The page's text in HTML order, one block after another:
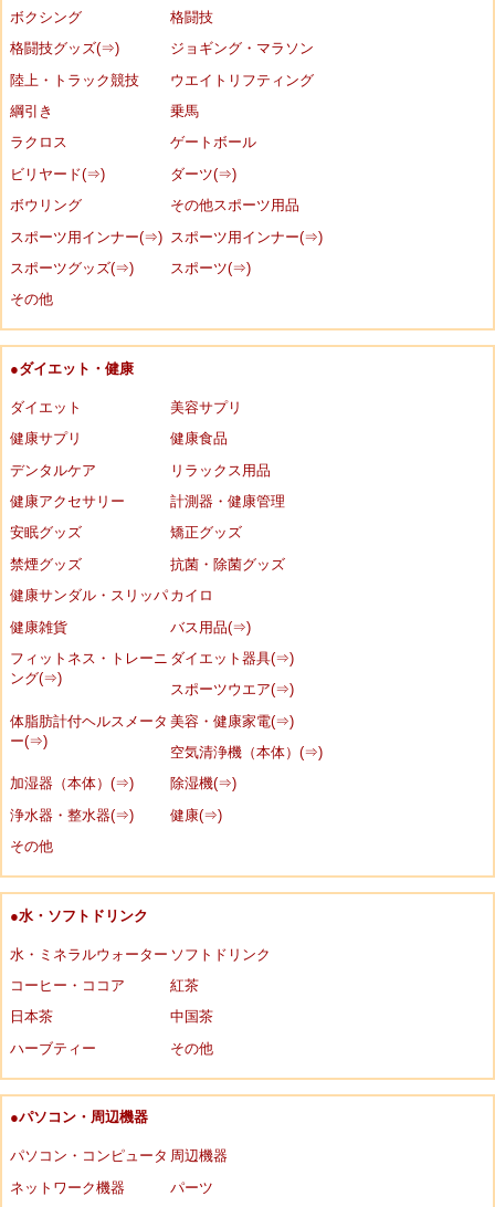
ボクシング
格闘技
格闘技グッズ(⇒)
ジョギング・マラソン
陸上・トラック競技
ウエイトリフティング
綱引き
乗馬
ラクロス
ゲートボール
ビリヤード(⇒)
ダーツ(⇒)
ボウリング
その他スポーツ用品
スポーツ用インナー(⇒)
スポーツ用インナー(⇒)
スポーツグッズ(⇒)
スポーツ(⇒)
その他
●ダイエット・健康
ダイエット
美容サプリ
健康サプリ
健康食品
デンタルケア
リラックス用品
健康アクセサリー
計測器・健康管理
安眠グッズ
矯正グッズ
禁煙グッズ
抗菌・除菌グッズ
健康サンダル・スリッパ カイロ
健康雑貨
バス用品(⇒)
フィットネス・トレーニ
ング(⇒)
ダイエット器具(⇒)
スポーツウエア(⇒)
体脂肪計付ヘルスメータ
ー(⇒)
美容・健康家電(⇒)
空気清浄機（本体）(⇒)
加湿器（本体）(⇒)
除湿機(⇒)
浄水器・整水器(⇒)
健康(⇒)
その他
●水・ソフトドリンク
水・ミネラルウォーター ソフトドリンク
コーヒー・ココア
紅茶
日本茶
中国茶
ハーブティー
その他
●パソコン・周辺機器
パソコン・コンピュータ 周辺機器
ネットワーク機器
パーツ